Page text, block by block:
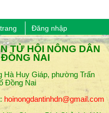
Đăng nhập
TỬ HỘI NÔNG DÂN
NAI
Huy Giáp, phường Trấn
Đồng Nai
hoinongdantinhdn@gmail.com